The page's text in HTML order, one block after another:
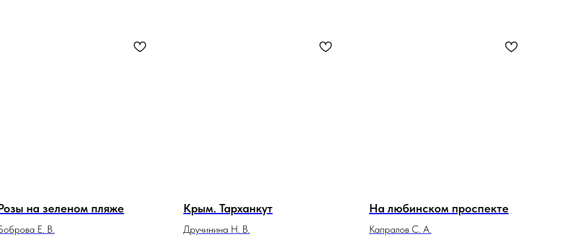
на зеленом пляже
Е. В.
Крым. Тарханкут
Дручинина Н. В.
На любинском проспекте
Капралов С. А.